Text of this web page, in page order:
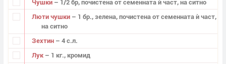
Чушки – 1/2 бр, почистена от семенната ѝ част, на ситно
Люти чушки – 1 бр., зелена, почистена от семенната ѝ част,
на ситно
Зехтин – 4 с.л.
Лук – 1 кг., кромид